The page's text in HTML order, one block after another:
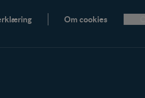
Om cookies